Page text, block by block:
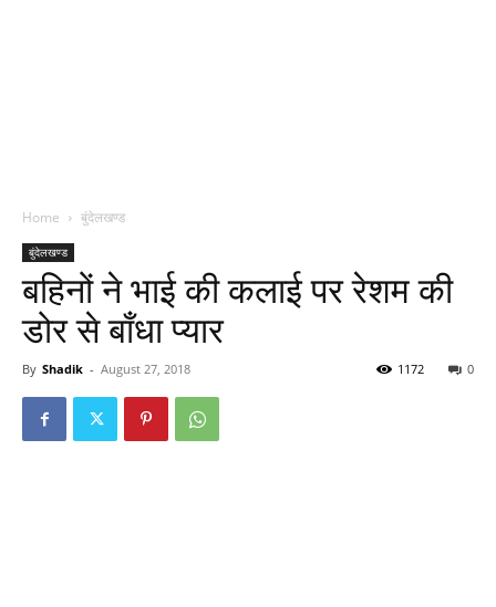
Home बुंदेलखण्ड
बुंदेलखण्ड
बहिनों ने भाई की कलाई पर रेशम की
डोर से बाँधा प्यार
By Shadik - August 27, 2018 0
1172